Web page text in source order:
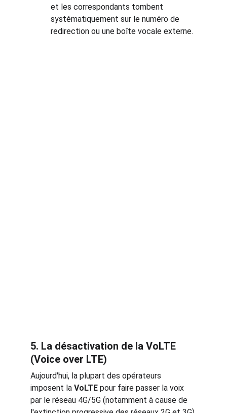
et les correspondants tombent
systématiquement sur le numéro de
redirection ou une boîte vocale externe.
5. La désactivation de la VoLTE
(Voice over LTE)
Aujourd'hui, la plupart des opérateurs
imposent la VoLTE pour faire passer la voix
par le réseau 4G/5G (notamment à cause de